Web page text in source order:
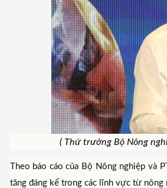
( Thứ trưởng Bộ Nông
Theo báo cáo của Bộ Nông nghiệp và
tăng đáng kể trong các lĩnh vực từ nông